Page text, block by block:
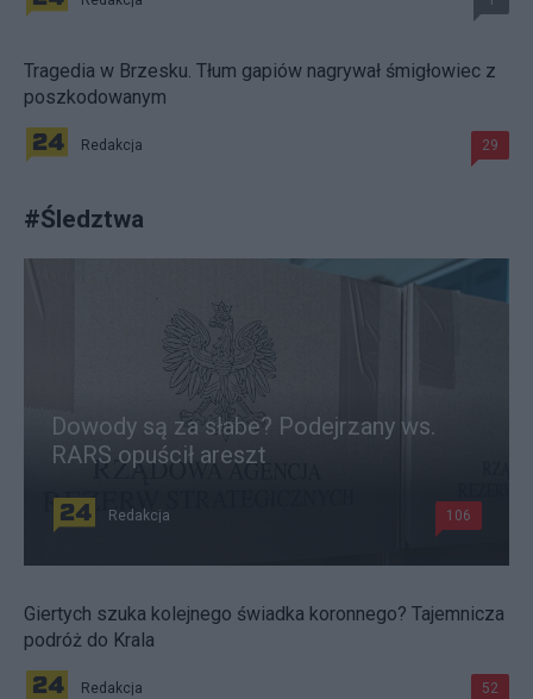
Tragedia w Brzesku. Tłum gapiów nagrywał śmigłowiec z
poszkodowanym
Redakcja 29
#Śledztwa
Dowody są za słabe? Podejrzany ws.
RARS opuścił areszt
Redakcja 106
Giertych szuka kolejnego świadka koronnego? Tajemnicza
podróż do Krala
Redakcja 52